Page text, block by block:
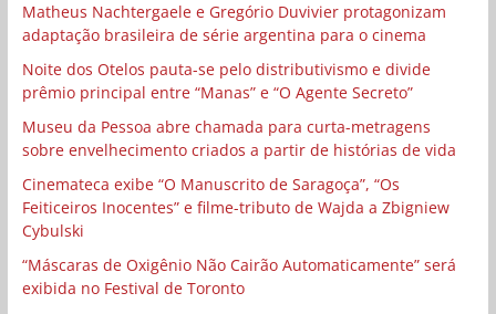
Matheus Nachtergaele e Gregório Duvivier protagonizam
adaptação brasileira de série argentina para o cinema
Noite dos Otelos pauta-se pelo distributivismo e divide
prêmio principal entre “Manas” e “O Agente Secreto”
Museu da Pessoa abre chamada para curta-metragens
sobre envelhecimento criados a partir de histórias de vida
Cinemateca exibe “O Manuscrito de Saragoça”, “Os
Feiticeiros Inocentes” e filme-tributo de Wajda a Zbigniew
Cybulski
“Máscaras de Oxigênio Não Cairão Automaticamente” será
exibida no Festival de Toronto